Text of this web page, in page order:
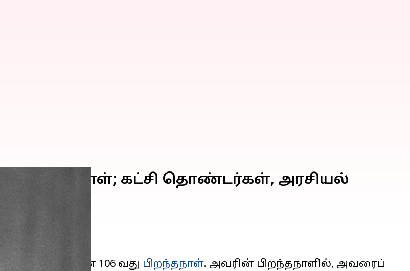
பிறந்தநாள்; கட்சி தொண்டர்கள், அரசியல்
106 வது பிறந்தநாள். அவரின் பிறந்தநாளில், அவரைப்